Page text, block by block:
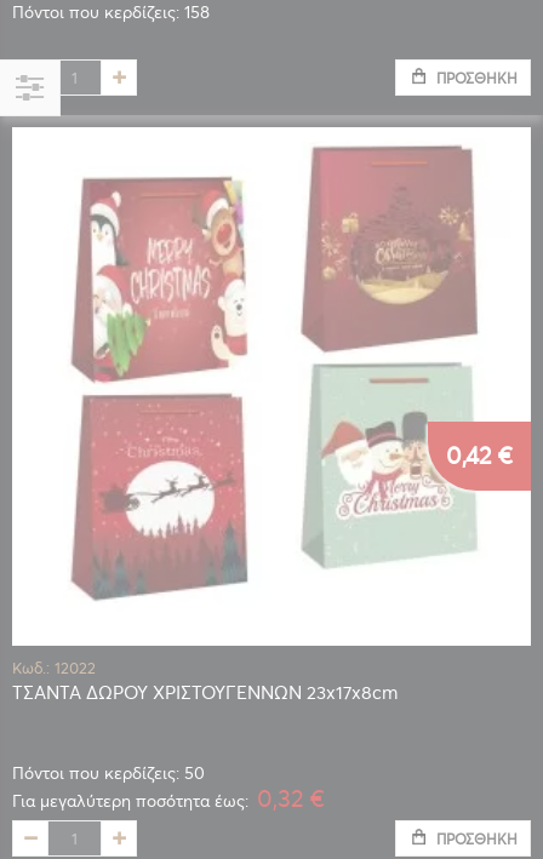
Πόντοι που κερδίζεις: 158
ΠΡΟΣΘΉΚΗ
Κωδ.: 12022
ΤΣΑΝΤΑ ΔΩΡΟΥ ΧΡΙΣΤΟΥΓΕΝΝΩΝ 23x17x8cm
Πόντοι που κερδίζεις: 50
0,42 €
Για μεγαλύτερη ποσότητα έως: 0,32 €
ΠΡΟΣΘΉΚΗ
Αγορά